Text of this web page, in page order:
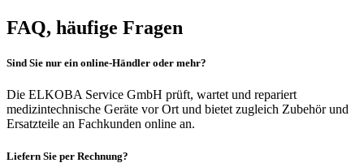
FAQ, häufige Fragen
Sind Sie nur ein online-Händler oder mehr?
Die ELKOBA Service GmbH prüft, wartet und repariert
medizintechnische Geräte vor Ort und bietet zugleich Zubehör und
Ersatzteile an Fachkunden online an.
Liefern Sie per Rechnung?